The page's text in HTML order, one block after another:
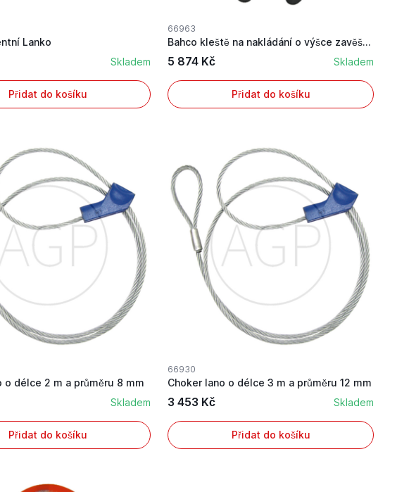
Lanko
Skladem
Přidat do košíku
66963
Bahco kleště na nakládání o výšce zavěšení 830 mm
5 874 Kč Skladem
Přidat do košíku
o délce 2 m a průměru 8 mm
Skladem
Přidat do košíku
66930
Choker lano o délce 3 m a průměru 12 mm
3 453 Kč Skladem
Přidat do košíku